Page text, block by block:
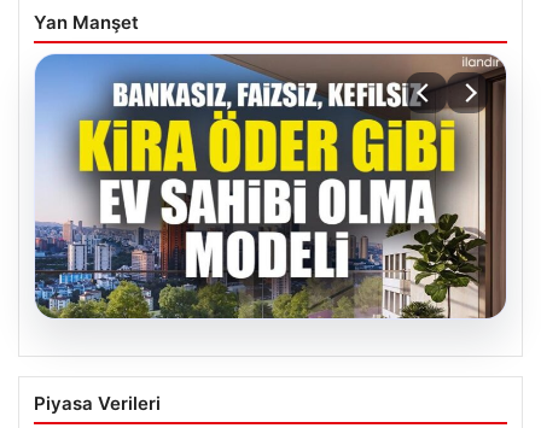
Yan Manşet
07.08.2026
DAP Yapı’dan bir ilk! Emlak Konut
güvencesi Dap vizyonuyla kendi
Piyasa Verileri